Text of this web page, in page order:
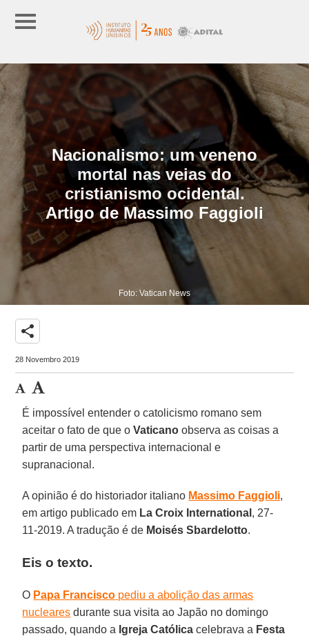
Nacionalismo: um veneno
mortal nas veias do
cristianismo ocidental.
Artigo de Massimo Faggioli
Foto: Vatican News
share
28 Novembro 2019
É impossível entender o catolicismo romano sem
aceitar o fato de que oVaticano observa as coisas a
partir de uma perspectiva internacional e
supranacional.
A opinião é do historiador italiano Massimo Faggioli,
em artigo publicado em La Croix International , 27-
11-2019. A tradução é de Moisés Sbardelotto.
Eis o texto.
O Papa Francisco pediu a abolição das armas
nucleares durante sua visita ao Japão no domingo
passado, quando a Igreja Católica celebrava a Festa